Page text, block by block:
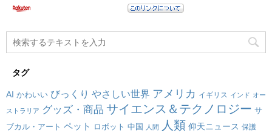
タグ
AI かわいい びっくり やさしい世界 アメリカ イギリス インド オー
ストラリア グッズ・商品 サイエンス＆テクノロジー サ
ブカル・アート ペット ロボット 中国 人間 人類 仰天ニュース 保護